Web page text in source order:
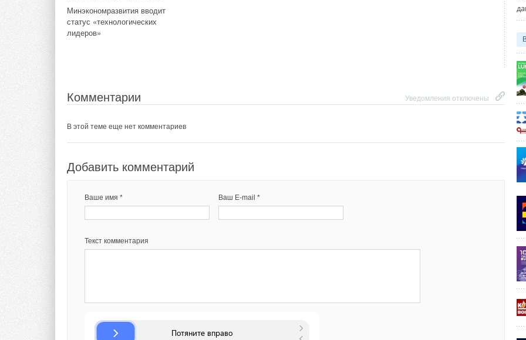
Минэкономразвития вводит
статус «технологических
лидеров»
Уведомления отключены
Комментарии
В этой теме еще нет комментариев
Добавить комментарий
Ваше имя * Ваш E-mail *
Текст комментария
Комментарии
Добавить комментарий
Ваше имя *
Текст комментария